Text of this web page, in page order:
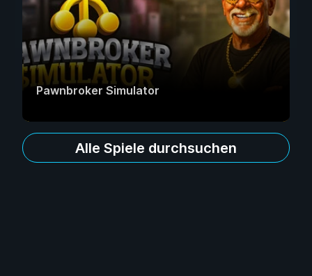
Pawnbroker Simulator
Alle Spiele durchsuchen